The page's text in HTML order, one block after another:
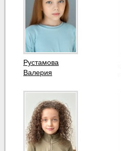
Рустамова
Валерия